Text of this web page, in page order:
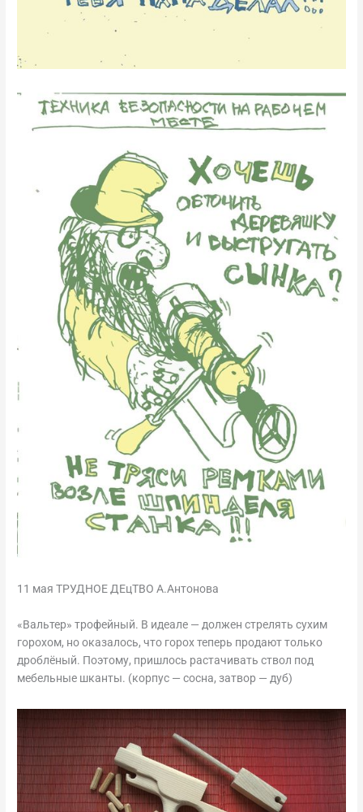
11 мая ТРУДНОЕ ДЕцТВО А.Антонова
«Вальтер» трофейный. В идеале — должен стрелять сухим
горохом, но оказалось, что горох теперь продают только
дроблёный. Поэтому, пришлось растачивать ствол под
мебельные шканты. (корпус — сосна, затвор — дуб)